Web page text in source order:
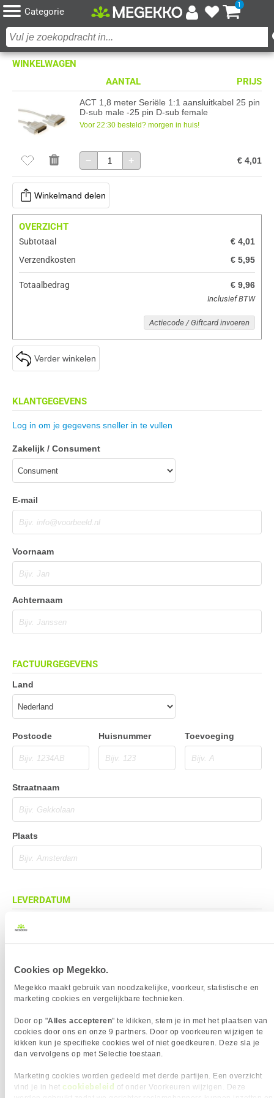
Cookies op Megekko.
Megekko maakt gebruik van noodzakelijke, voorkeur, statistische en
marketing cookies en vergelijkbare technieken.
Door op "Alles accepteren" te klikken, stem je in met het plaatsen van
cookies door ons en onze 9 partners. Door op voorkeuren wijzigen te
kikken kun je specifieke cookies wel of niet goedkeuren. Deze sla je
dan vervolgens op met Selectie toestaan.
Marketing cookies worden gedeeld met derde partijen. Een overzicht
vind je in het cookiebeleid of onder Voorkeuren wijzigen. Deze
Categorie
1
WINKELWAGEN
AANTAL
PRIJS
ACT 1,8 meter Seriële 1:1 aansluitkabel 25 pin
D-sub male -25 pin D-sub female
Voor 22:30 besteld? morgen in huis!
− + € 4,01
Winkelmand delen
Verder winkelen
OVERZICHT
Subtotaal
€ 4,01
Verzendkosten
€ 5,95
Totaalbedrag € 9,96
Inclusief BTW
Actiecode / Giftcard invoeren
KLANTGEGEVENS
Log in om je gegevens sneller in te vullen
Zakelijk / Consument
E-mail
Voornaam
Achternaam
FACTUURGEGEVENS
Land
Postcode Huisnummer Toevoeging
Straatnaam
Plaats
LEVERDATUM
BEZORGADRES
Bezorgadres is gelijk aan factuuradres
Afhalen op PostNL afhaalpunt
Afhalen in Megekko Shop te Breda